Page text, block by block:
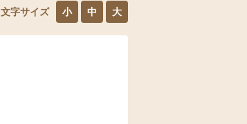
文字サイズ 小 中 大